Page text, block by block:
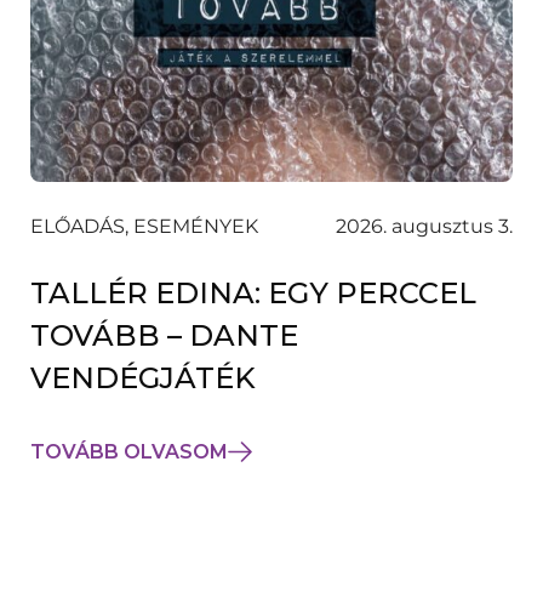
ELŐADÁS, ESEMÉNYEK 2026. augusztus 3.
TALLÉR EDINA: EGY PERCCEL
TOVÁBB – DANTE
VENDÉGJÁTÉK
TOVÁBB OLVASOM